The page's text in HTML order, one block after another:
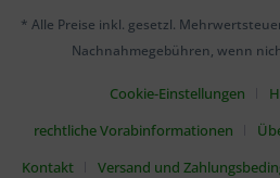
* Alle Preise inkl. gesetzl.
Nachnahmegebühren, wenn
Cookie-Einstellungen
rechtliche Vorabinformationen
Kontakt
Versand und